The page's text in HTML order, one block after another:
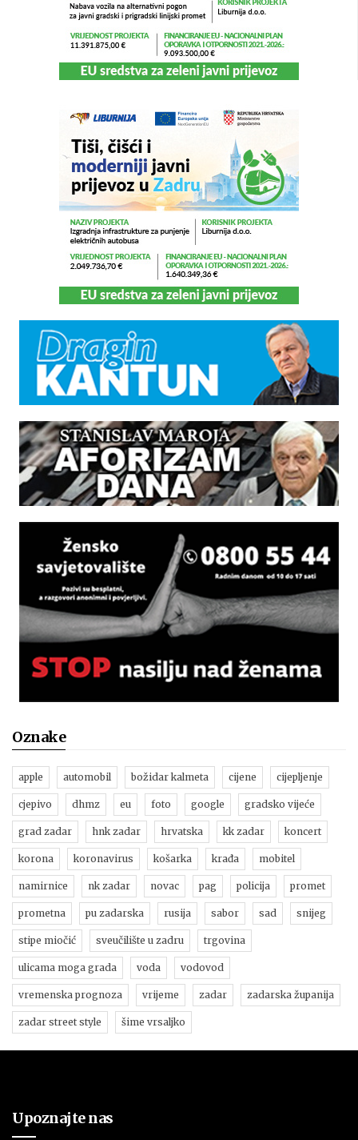
Oznake
apple automobil božidar kalmeta cijene cijepljenje
cjepivo dhmz eu foto google gradsko vijeće
grad zadar hnk zadar hrvatska kk zadar koncert
korona koronavirus košarka krađa mobitel
namirnice nk zadar novac pag policija promet
prometna pu zadarska rusija sabor sad snijeg
stipe miočić sveučilište u zadru trgovina
ulicama moga grada voda vodovod
vremenska prognoza vrijeme zadar zadarska županija
zadar street style šime vrsaljko
Upoznajte nas